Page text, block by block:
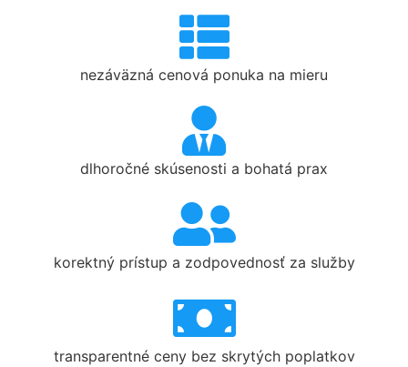
nezáväzná cenová ponuka na mieru
dlhoročné skúsenosti a bohatá prax
korektný prístup a zodpovednosť za služby
transparentné ceny bez skrytých poplatkov